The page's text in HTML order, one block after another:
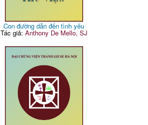
Con đường dẫn đến tình yêu
Tác giả: Anthony De Mello, SJ